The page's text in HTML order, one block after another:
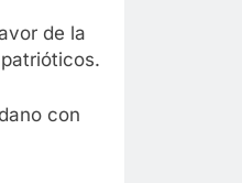
de la
con